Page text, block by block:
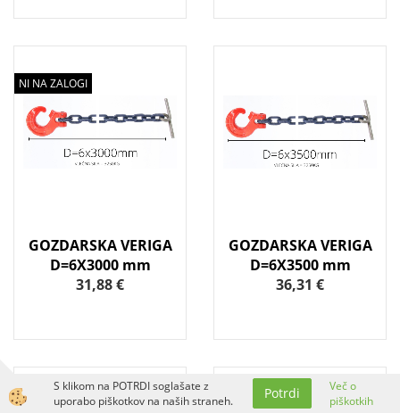
NI NA ZALOGI
GOZDARSKA VERIGA
D=6X3000 mm
31,88 €
GOZDARSKA VERIGA
D=6X3500 mm
36,31 €
S klikom na POTRDI soglašate z
uporabo piškotkov na naših straneh.
Potrdi
Več o
piškotkih